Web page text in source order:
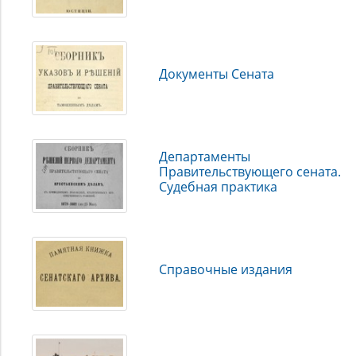
Документы Сената
Департаменты
Правительствующего сената.
Судебная практика
Справочные издания